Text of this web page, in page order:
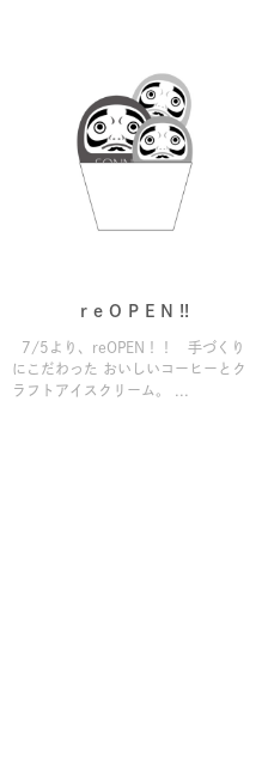
r e O P E N !!
7/5より、reOPEN！！ 手づくり
にこだわった おいしいコーヒーとク
ラフトアイスクリーム。 ...